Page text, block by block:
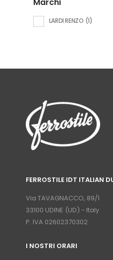
Marchi
LARDI RENZO (1)
FERROSTILE IDT ITALIAN
Via TAVAGNACCO, 89/1
33100 UDINE (UD) - Italy
P. IVA 02602370302
I NOSTRI ORARI